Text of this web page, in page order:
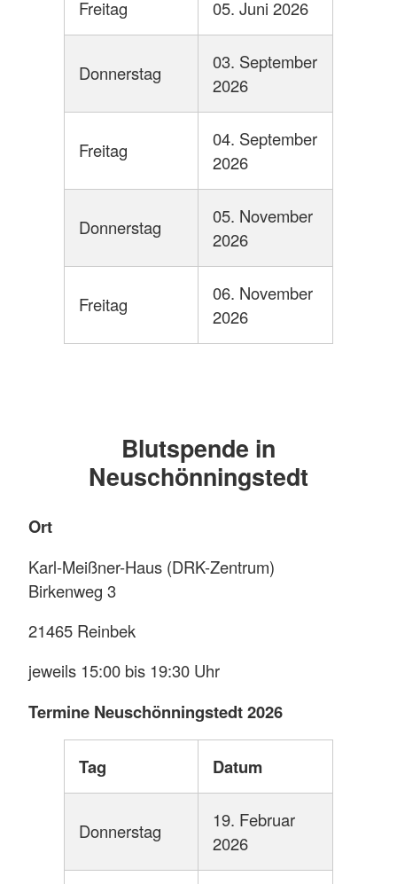
Freitag 05. Juni 2026
Donnerstag
03. September
2026
Freitag
04. September
2026
Donnerstag
05. November
2026
Freitag
06. November
2026
Blutspende in
Neuschönningstedt
Ort
Karl-Meißner-Haus (DRK-Zentrum)
Birkenweg 3
21465 Reinbek
jeweils 15:00 bis 19:30 Uhr
Termine Neuschönningstedt 2026
Tag Datum
Donnerstag
19. Februar
2026